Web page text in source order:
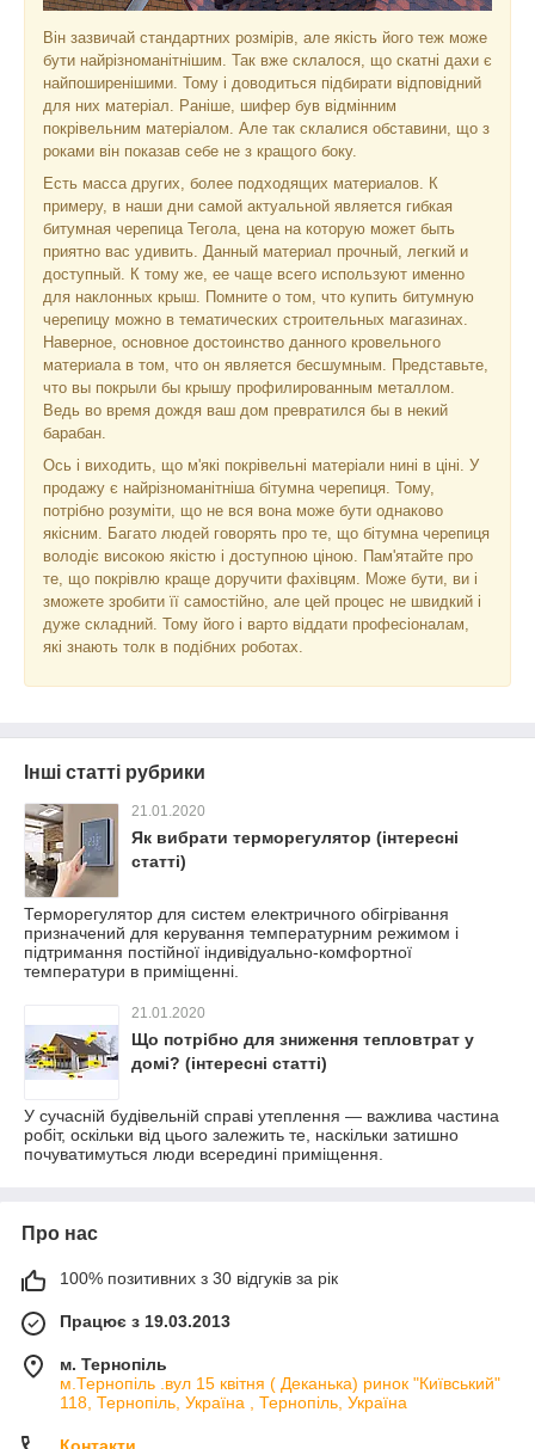
Він зазвичай стандартних розмірів, але якість його теж може
бути найрізноманітнішим. Так вже склалося, що скатні дахи є
найпоширенішими. Тому і доводиться підбирати відповідний
для них матеріал. Раніше, шифер був відмінним
покрівельним матеріалом. Але так склалися обставини, що з
роками він показав себе не з кращого боку.
Есть масса других, более подходящих материалов. К
примеру, в наши дни самой актуальной является гибкая
битумная черепица Тегола, цена на которую может быть
приятно вас удивить. Данный материал прочный, легкий и
доступный. К тому же, ее чаще всего используют именно
для наклонных крыш. Помните о том, что купить битумную
черепицу можно в тематических строительных магазинах.
Наверное, основное достоинство данного кровельного
материала в том, что он является бесшумным. Представьте,
что вы покрыли бы крышу профилированным металлом.
Ведь во время дождя ваш дом превратился бы в некий
барабан.
Ось і виходить, що м'які покрівельні матеріали нині в ціні. У
продажу є найрізноманітніша бітумна черепиця. Тому,
потрібно розуміти, що не вся вона може бути однаково
якісним. Багато людей говорять про те, що бітумна черепиця
володіє високою якістю і доступною ціною. Пам'ятайте про
те, що покрівлю краще доручити фахівцям. Може бути, ви і
зможете зробити її самостійно, але цей процес не швидкий і
дуже складний. Тому його і варто віддати професіоналам,
які знають толк в подібних роботах.
Інші статті рубрики
21.01.2020
Як вибрати терморегулятор (інтересні
статті)
Терморегулятор для систем електричного обігрівання
призначений для керування температурним режимом і
підтримання постійної індивідуально-комфортної
температури в приміщенні.
21.01.2020
Що потрібно для зниження тепловтрат у
домі? (інтересні статті)
У сучасній будівельній справі утеплення — важлива частина
робіт, оскільки від цього залежить те, наскільки затишно
почуватимуться люди всередині приміщення.
Про нас
100% позитивних з 30 відгуків за рік
Працює з 19.03.2013
м. Тернопіль
м.Тернопіль .вул 15 квітня ( Деканька) ринок "Київський"
118, Тернопіль, Україна , Тернопіль, Україна